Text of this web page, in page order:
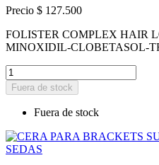
Precio $ 127.500
FOLISTER COMPLEX HAIR
MINOXIDIL-CLOBETASOL-
Fuera de stock
Fuera de stock